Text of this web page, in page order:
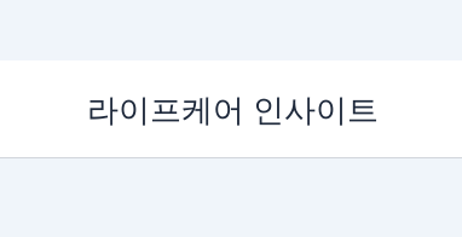
라이프케어 인사이트